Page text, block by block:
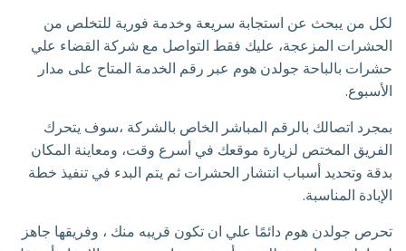
لكل من يبحث عن استجابة سريعة وخدمة فورية للتخلص من
الحشرات المزعجة، عليك فقط التواصل مع شركة القضاء علي
حشرات بالباحة جولدن هوم عبر رقم الخدمة المتاح على مدار
الأسبوع.
بمجرد اتصالك بالرقم المباشر الخاص بالشركة ،سوف يتحرك
الفريق المختص لزيارة موقعك في أسرع وقت، ومعاينة المكان
بدقة وتحديد أسباب انتشار الحشرات ثم يتم البدء في تنفيذ خطة
الإبادة المناسبة.
تحرص جولدن هوم دائمًا علي ان تكون قريبه منك ، وفريقها جاهز